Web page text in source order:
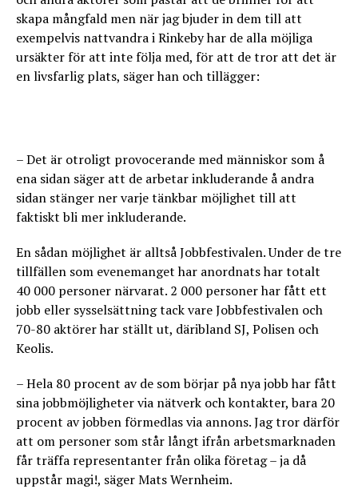
skapa mångfald men när jag bjuder in dem till att
exempelvis nattvandra i Rinkeby har de alla möjliga
ursäkter för att inte följa med, för att de tror att det är
en livsfarlig plats, säger han och tillägger:
– Det är otroligt provocerande med människor som å
ena sidan säger att de arbetar inkluderande å andra
sidan stänger ner varje tänkbar möjlighet till att
faktiskt bli mer inkluderande.
En sådan möjlighet är alltså Jobbfestivalen. Under de tre
tillfällen som evenemanget har anordnats har totalt
40 000 personer närvarat. 2 000 personer har fått ett
jobb eller sysselsättning tack vare Jobbfestivalen och
70-80 aktörer har ställt ut, däribland SJ, Polisen och
Keolis.
– Hela 80 procent av de som börjar på nya jobb har fått
sina jobbmöjligheter via nätverk och kontakter, bara 20
procent av jobben förmedlas via annons. Jag tror därför
att om personer som står långt ifrån arbetsmarknaden
får träffa representanter från olika företag – ja då
uppstår magi!, säger Mats Wernheim.